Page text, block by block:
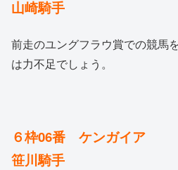
山崎騎手
前走のユングフラウ賞での競馬
は力不足でしょう。
６枠06番 ケンガ
笹川騎手